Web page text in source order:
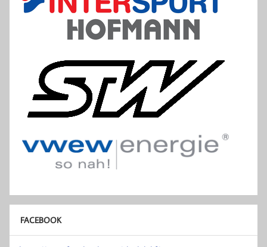
FACEBOOK